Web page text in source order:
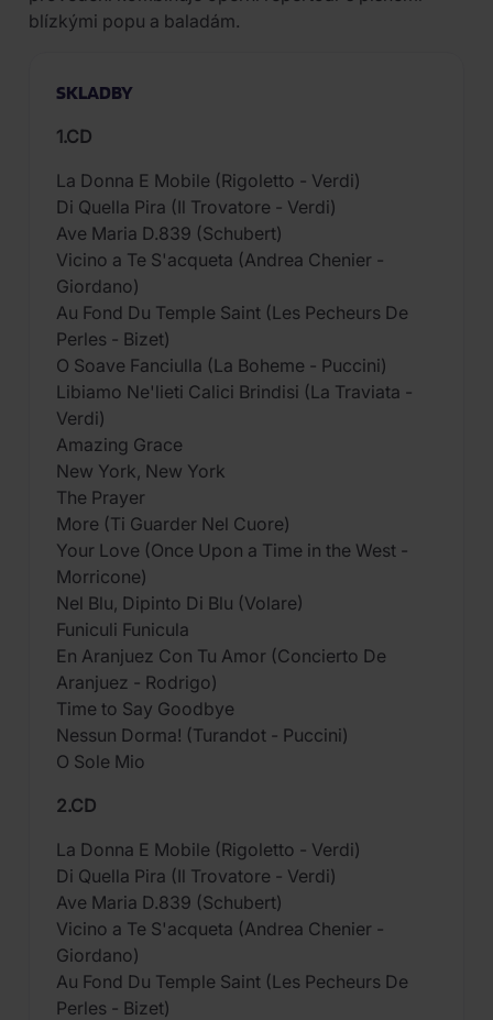
blízkými popu a baladám.
SKLADBY
1.CD
La Donna E Mobile (Rigoletto - Verdi)
Di Quella Pira (Il Trovatore - Verdi)
Ave Maria D.839 (Schubert)
Vicino a Te S'acqueta (Andrea Chenier -
Giordano)
Au Fond Du Temple Saint (Les Pecheurs De
Perles - Bizet)
O Soave Fanciulla (La Boheme - Puccini)
Libiamo Ne'lieti Calici Brindisi (La Traviata -
Verdi)
Amazing Grace
New York, New York
The Prayer
More (Ti Guarder Nel Cuore)
Your Love (Once Upon a Time in the West -
Morricone)
Nel Blu, Dipinto Di Blu (Volare)
Funiculi Funicula
En Aranjuez Con Tu Amor (Concierto De
Aranjuez - Rodrigo)
Time to Say Goodbye
Nessun Dorma! (Turandot - Puccini)
O Sole Mio
2.CD
La Donna E Mobile (Rigoletto - Verdi)
Di Quella Pira (Il Trovatore - Verdi)
Ave Maria D.839 (Schubert)
Vicino a Te S'acqueta (Andrea Chenier -
Giordano)
Au Fond Du Temple Saint (Les Pecheurs De
Perles - Bizet)